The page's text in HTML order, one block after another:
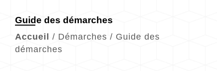
Guide des démarches
Accueil / Démarches / Guide des
démarches